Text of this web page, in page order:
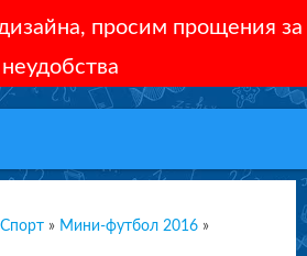
просим прощения за
неудобства
Спорт » Мини-футбол 2016 »